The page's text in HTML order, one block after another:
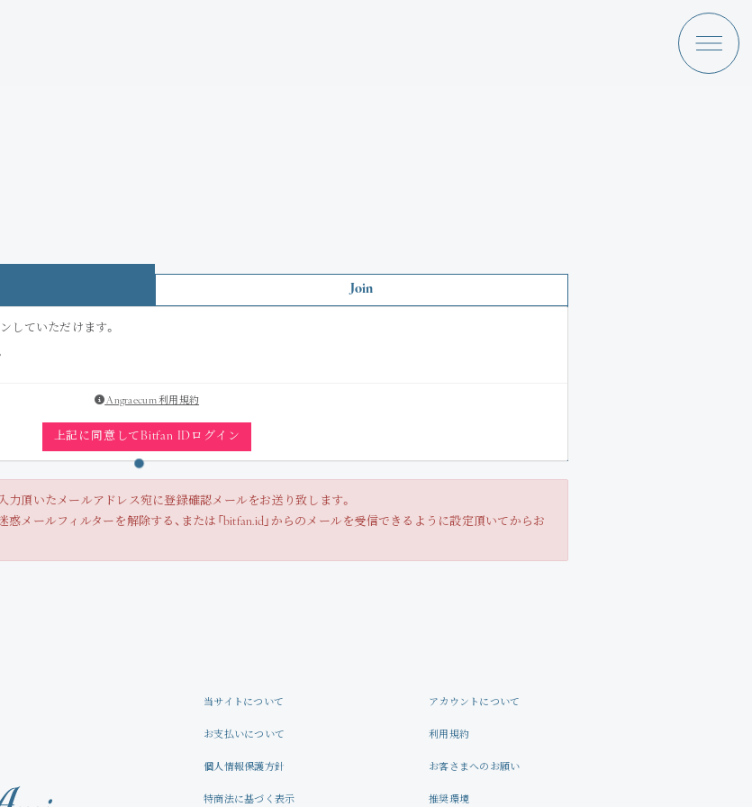
Maeshima Ami
Store
Login
Wallpaper
Voice
Join
していただけます。
Angraecum 利用規約
上記に同意してBitfan IDログイン
力頂いたメールアドレス宛に登録確認メールをお送り致します。
メールフィルターを解除する、または「bitfan.id」からのメールを受信できるように設定頂いてからお
当サイトについて アカウントについて
お支払いについて 利用規約
個人情報保護方針 お客さまへのお願い
特商法に基づく表示 推奨環境